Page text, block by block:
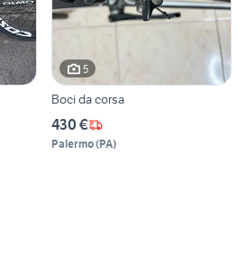
5
Boci da corsa
430 €
Palermo(PA)